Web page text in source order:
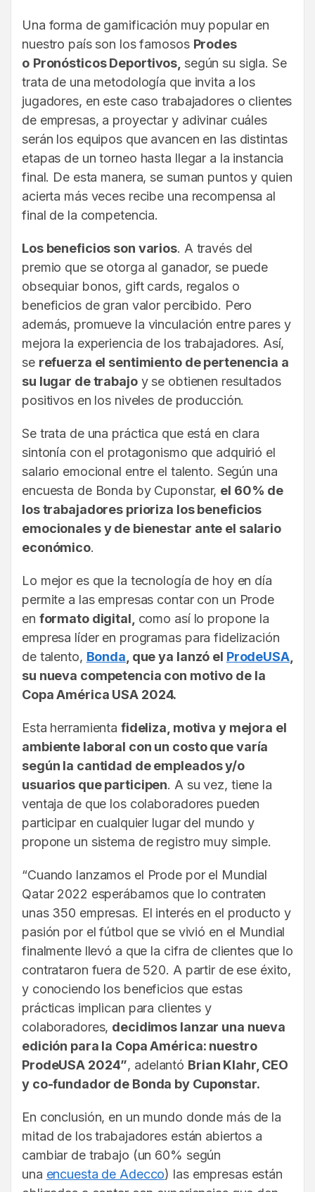
Una forma de gamificación muy popular en
nuestro país son los famosos Prodes
o Pronósticos Deportivos, según su sigla. Se
trata de una metodología que invita a los
jugadores, en este caso trabajadores o clientes
de empresas, a proyectar y adivinar cuáles
serán los equipos que avancen en las distintas
etapas de un torneo hasta llegar a la instancia
final. De esta manera, se suman puntos y quien
acierta más veces recibe una recompensa al
final de la competencia.
Los beneficios son varios. A través del
premio que se otorga al ganador, se puede
obsequiar bonos, gift cards, regalos o
beneficios de gran valor percibido. Pero
además, promueve la vinculación entre pares y
mejora la experiencia de los trabajadores. Así,
se refuerza el sentimiento de pertenencia a
su lugar de trabajoy se obtienen resultados
positivos en los niveles de producción.
Se trata de una práctica que está en clara
sintonía con el protagonismo que adquirió el
salario emocional entre el talento. Según una
encuesta de Bonda by Cuponstar, el 60% de
los trabajadores prioriza los beneficios
emocionales y de bienestar ante el salario
económico.
Lo mejor es que la tecnología de hoy en día
permite a las empresas contar con un Prode
en formato digital, como así lo propone la
empresa líder en programas para fidelización
de talento, Bonda , que ya lanzó el ProdeUSA,
su nueva competencia con motivo de la
Copa América USA 2024.
Esta herramienta fideliza, motiva y mejora el
ambiente laboral con un costo que varía
según la cantidad de empleados y/o
usuarios que participen. A su vez, tiene la
ventaja de que los colaboradores pueden
participar en cualquier lugar del mundo y
propone un sistema de registro muy simple.
“Cuando lanzamos el Prode por el Mundial
Qatar 2022 esperábamos que lo contraten
unas 350 empresas. El interés en el producto y
pasión por el fútbol que se vivió en el Mundial
finalmente llevó a que la cifra de clientes que lo
contrataron fuera de 520. A partir de ese éxito,
y conociendo los beneficios que estas
prácticas implican para clientes y
colaboradores, decidimos lanzar una nueva
edición para la Copa América: nuestro
ProdeUSA 2024”, adelantó Brian Klahr, CEO
y co-fundador de Bonda by Cuponstar.
En conclusión, en un mundo donde más de la
mitad de los trabajadores están abiertos a
cambiar de trabajo (un 60% según
una encuesta de Adecco) las empresas están